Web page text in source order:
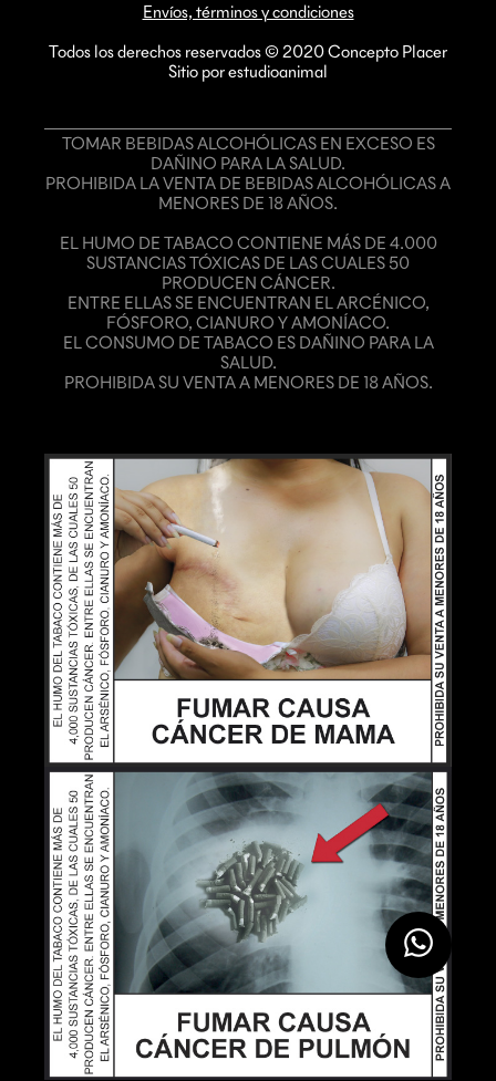
Envíos, términos y condiciones
Todos los derechos reservados © 2020 Concepto Placer
Sitio por estudioanimal
TOMAR BEBIDAS ALCOHÓLICAS EN EXCESO ES
DAÑINO PARA LA SALUD.
PROHIBIDA LA VENTA DE BEBIDAS ALCOHÓLICAS A
MENORES DE 18 AÑOS.
EL HUMO DE TABACO CONTIENE MÁS DE 4.000
SUSTANCIAS TÓXICAS DE LAS CUALES 50
PRODUCEN CÁNCER.
ENTRE ELLAS SE ENCUENTRAN EL ARCÉNICO,
FÓSFORO, CIANURO Y AMONÍACO.
EL CONSUMO DE TABACO ES DAÑINO PARA LA
SALUD.
PROHIBIDA SU VENTA A MENORES DE 18 AÑOS.